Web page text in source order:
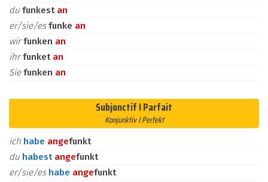
du funkest an
er/sie/esfunke an
wirfunken an
ihrfunket an
Siefunken an
Subjonctif I Parfait
Konjunktiv I Perfekt
ich habe angefunkt
du habest angefunkt
er/sie/es habe angefunkt